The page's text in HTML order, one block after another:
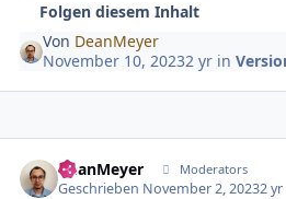
Folgen diesem Inhalt
Von DeanMeyer
November 10, 20232 yr in
DeanMeyer Moderators
Geschrieben November 2, 20232 yr